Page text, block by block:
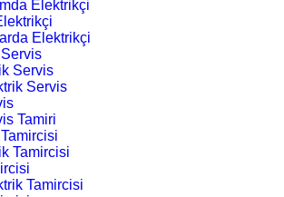
Elektrikçi
Elektrikçi
Servis
Servis
Tamiri
Tamircisi
Tamircisi